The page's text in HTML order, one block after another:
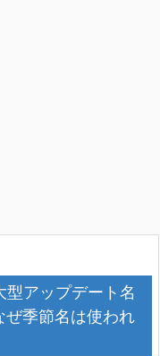
アップデート名
ぜ季節名は使われ